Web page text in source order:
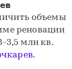
объемы
реновации
3,5 млн кв.